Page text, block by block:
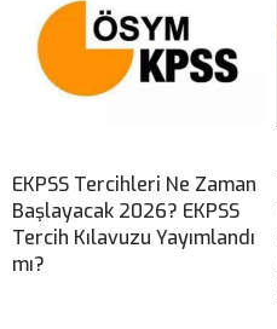
EKPSS Tercihleri Ne Zaman
Başlayacak 2026? EKPSS
Tercih Kılavuzu Yayımlandı
mı?